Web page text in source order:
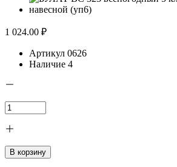
1 024.00 ₽
Артикул 0626
Наличие 4
В корзину